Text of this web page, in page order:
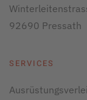
92690 Pressath
SERVICES